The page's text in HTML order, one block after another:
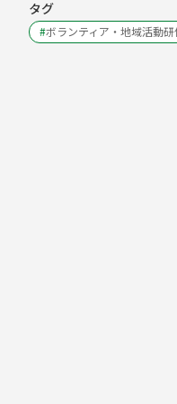
タグ
#ボランティア・地域活動研